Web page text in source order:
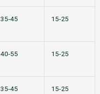
35-45 15-25
40-55 15-25
35-45 15-25